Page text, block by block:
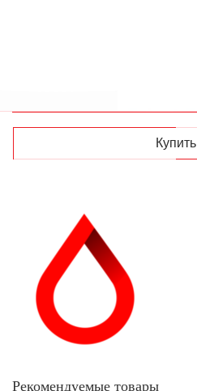
Купить
Рекомендуемые товары